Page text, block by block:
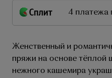
4 платежа
Женственный и
пряжи на основе тёплой
нежного кашемира